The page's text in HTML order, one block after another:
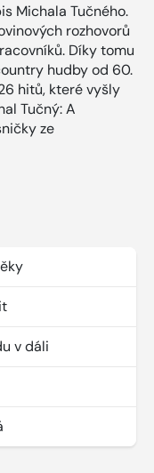
Michala Tučného.
rozhovorů
Díky tomu
hudby od 60.
hitů, které vyšly
Tučný: A
ze
v dáli